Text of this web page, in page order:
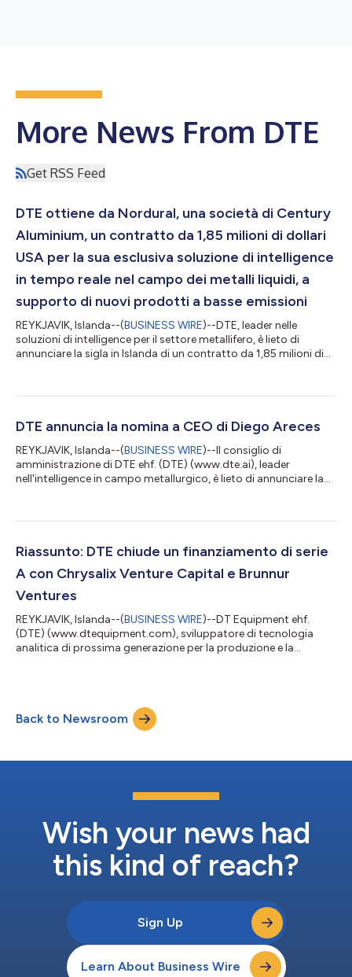
More News From DTE
Get RSS Feed
DTE ottiene da Nordural, una società di Century
Aluminium, un contratto da 1,85 milioni di dollari
USA per la sua esclusiva soluzione di intelligence
in tempo reale nel campo dei metalli liquidi, a
supporto di nuovi prodotti a basse emissioni
REYKJAVIK, Islanda--(BUSINESS WIRE)--DTE, leader nelle
soluzioni di intelligence per il settore metallifero, è lieto di
annunciare la sigla in Islanda di un contratto da 1,85 milioni di
Company (NASDAQ: CENX). In base ai termini dell'accordo, DTE
della composizione chimica alle quattro stazioni con
DTE annuncia la nomina a CEO di Diego Areces
REYKJAVIK, Islanda--(BUSINESS WIRE)--Il consiglio di
amministrazione di DTE ehf. (DTE) (www.dte.ai), leader
nell'intelligence in campo metallurgico, è lieto di annunciare la
Electric, Diego Areces prende il posto di Karl Matthiasson, uno
direttore finanziario. Questi cambiamenti riflettono il maggior
Riassunto: DTE chiude un finanziamento di serie
A con Chrysalix Venture Capital e Brunnur
Ventures
REYKJAVIK, Islanda--(BUSINESS WIRE)--DT Equipment ehf.
(DTE) (www.dtequipment.com), sviluppatore di tecnologia
analitica di prossima generazione per la produzione e la
Venture Capital. Sveinn Gudmundsson, CEO di DTE, ha
commentato: "Siamo lieti di dare il benvenuto nella nostra
azienda a Chrysalix, un investit...
Back to Newsroom
Wish your news had
this kind of reach?
Sign Up
Learn About Business Wire